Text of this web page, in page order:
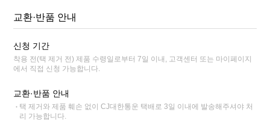
교환·반품 안내
신청 기간
착용 전(택 제거 전) 제품 수령일로부터 7일 이내, 고객센터 또는 마이페이지
에서 직접 신청 가능합니다.
교환·반품 안내
택 제거와 제품 훼손 없이 CJ대한통운 택배로 3일 이내에 발송해주셔야 처
리 가능합니다.